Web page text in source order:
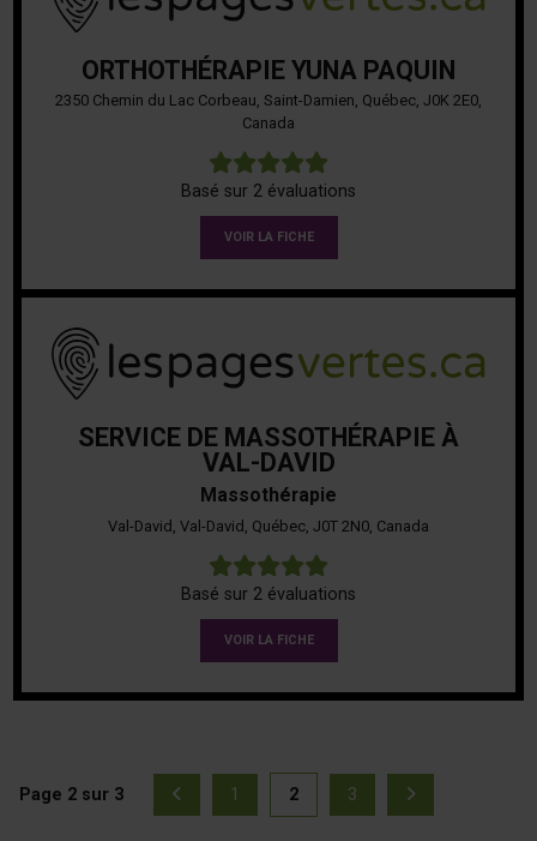
ORTHOTHÉRAPIE YUNA PAQUIN
2350 Chemin du Lac Corbeau, Saint-Damien, Québec, J0K 2E0,
Canada
Basé sur 2 évaluations
VOIR LA FICHE
SERVICE DE MASSOTHÉRAPIE À
VAL-DAVID
Massothérapie
Val-David, Val-David, Québec, J0T 2N0, Canada
Basé sur 2 évaluations
VOIR LA FICHE
Page 2 sur 3
Page précédente
1
2
(actuellement
3